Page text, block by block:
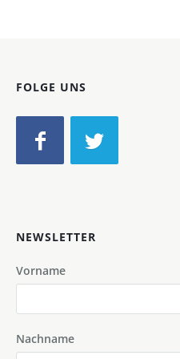
FOLGE UNS
NEWSLETTER
Vorname
Nachname